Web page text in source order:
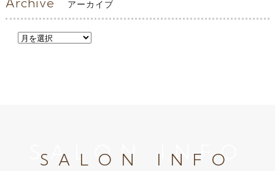
アーカイブ
SALON INFO
SALON INFO